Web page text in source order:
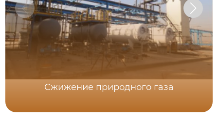
Сжижение природного газа